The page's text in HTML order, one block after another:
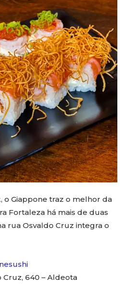
o Giappone traz o melhor da
Fortaleza há mais de duas
rua Osvaldo Cruz integra o
Cruz, 640 – Aldeota